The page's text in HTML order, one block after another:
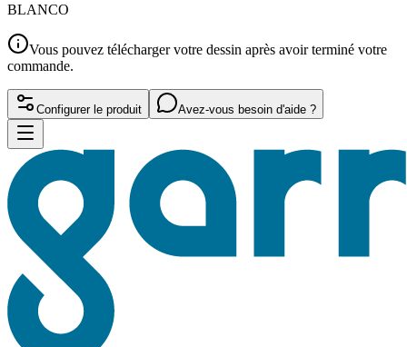
BLANCO
Vous pouvez télécharger votre dessin après avoir terminé votre
commande.
Configurer le produit Avez-vous besoin d'aide ?